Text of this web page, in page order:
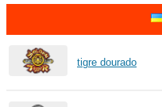
tigre dourado